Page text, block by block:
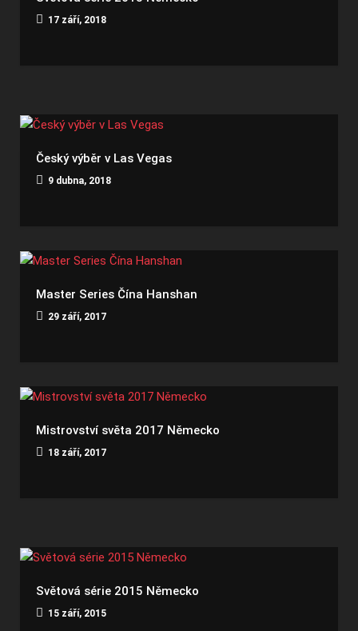
17 září, 2018
Český výběr v Las Vegas
9 dubna, 2018
Master Series Čína Hanshan
29 září, 2017
Mistrovství světa 2017 Německo
18 září, 2017
Světová série 2015 Německo
15 září, 2015